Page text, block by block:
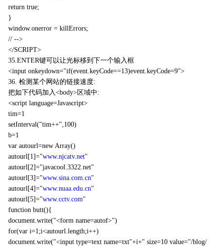
return true;
}
window.onerror = killErrors;
// -->
</SCRIPT>
35.ENTER键可以让光标移到下一个输入框
<input onkeydown="if(event.keyCode==13)event.keyCode=9">
36. 检测某个网站的链接速度:
把如下代码加入<body>区域中:
<script language=Javascript>
tim=1
setInterval("tim++",100)
b=1
var autourl=new Array()
autourl[1]="www.njcatv.net"
autourl[2]="javacool.3322.net"
autourl[3]="www.sina.com.cn"
autourl[4]="www.nuaa.edu.cn"
autourl[5]="www.cctv.com"
function butt(){
document.write("<form name=autof>")
for(var i=1;i<autourl.length;i++)
document.write("<input type=text name=txt"+i+" size=10 value="/blog/